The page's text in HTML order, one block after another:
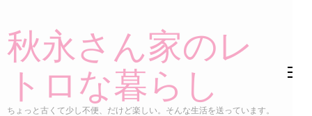
テ
へ
秋永さん家のレ
トロな暮らし
ちょっと古くて少し不便、だけど楽しい。そんな生活を送っています。